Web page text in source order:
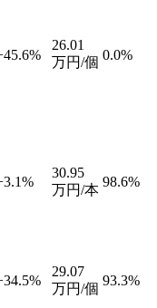
26.01
万円/個 0.0%
30.95
万円/本
98.6%
29.07
万円/個
93.3%